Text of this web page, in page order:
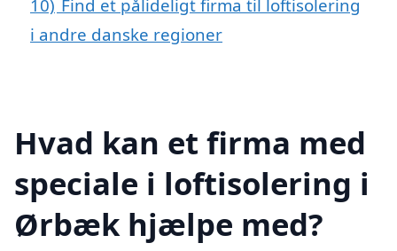
10) Find et pålideligt firma til loftisolering
i andre danske regioner
Hvad kan et firma med
speciale i loftisolering i
Ørbæk hjælpe med?